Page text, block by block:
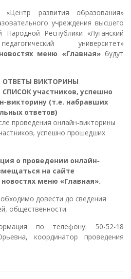
развития образования»
учреждения высшего
Народной Республики «Луганский
университет»
новостях меню «Главная»будут
ОТВЕТЫ ВИКТОРИНЫ
СПИСОК участников, успешно
викторину (т.е. набравших
ответов)
проведения онлайн-викторины
успешно прошедших
о проведении онлайн-
на сайте
меню «Главная».
довести до сведения
общественности.
по телефону: 50-52-18
координатор проведения